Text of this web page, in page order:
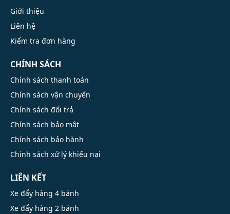
Giới thiệu
Liên hệ
Kiểm tra đơn hàng
CHÍNH SÁCH
Chính sách thanh toán
Chính sách vận chuyển
Chính sách đổi trả
Chính sách bảo mật
Chính sách bảo hành
Chính sách xử lý khiếu nại
LIÊN KẾT
Xe đẩy hàng 4 bánh
Xe đẩy hàng 2 bánh